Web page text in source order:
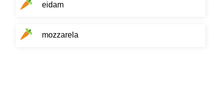
eidam
mozzarela